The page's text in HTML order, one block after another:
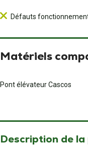
Défauts
Matériels
Pont élévateur Cascos
Description de